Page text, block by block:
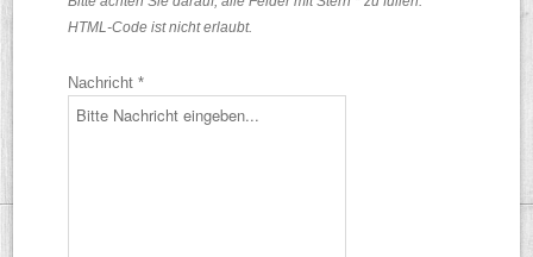
HTML-Code ist nicht erlaubt.
Nachricht *